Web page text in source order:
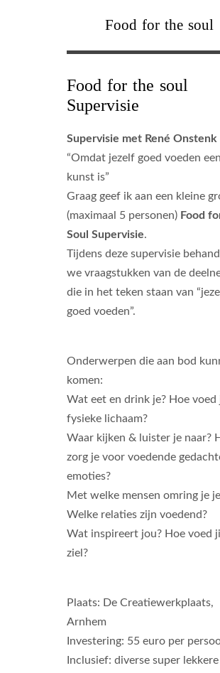
Food for the soul
Food for the soul
Supervisie
Supervisie met René Onstenk
“Omdat jezelf goed voeden een
kunst is”
Graag geef ik aan een kleine
(maximaal 5 personen) Food
Soul Supervisie.
Tijdens deze supervisie
we vraagstukken van de
die in het teken staan van
goed voeden”.
Onderwerpen die aan bod
komen:
Wat eet en drink je? Hoe voed
fysieke lichaam?
Waar kijken & luister je naar?
zorg je voor voedende
emoties?
Met welke mensen omring je
Welke relaties zijn voedend?
Wat inspireert jou? Hoe voed
ziel?
Plaats: De Creatiewerkplaats,
Arnhem
Investering: 55 euro per
Inclusief: diverse super lekkere